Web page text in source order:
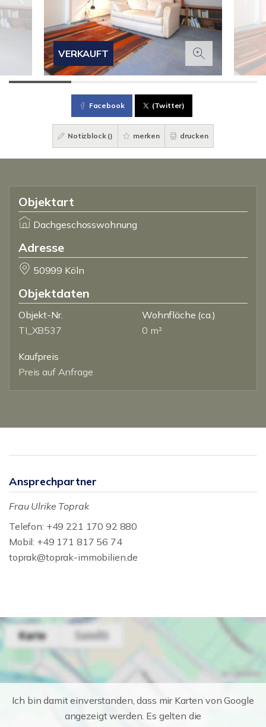
VERKAUFT
Facebook (Twitter)
Notizblock () merken drucken
Objektart
Dachgeschosswohnung
Adresse
50999 Köln
Objektdaten
Objekt-Nr.
TI_XB537
Wohnfläche (ca.)
0 m²
Kaufpreis
Preis auf Anfrage
Ansprechpartner
Frau Ulrike Toprak
Telefon: +49 221 170 92 880
Mobil: +49 171 817 56 74
toprak@toprak-immobilien.de
Ich bin damit einverstanden, dass mir Karten von Google
angezeigt werden. Es gelten die